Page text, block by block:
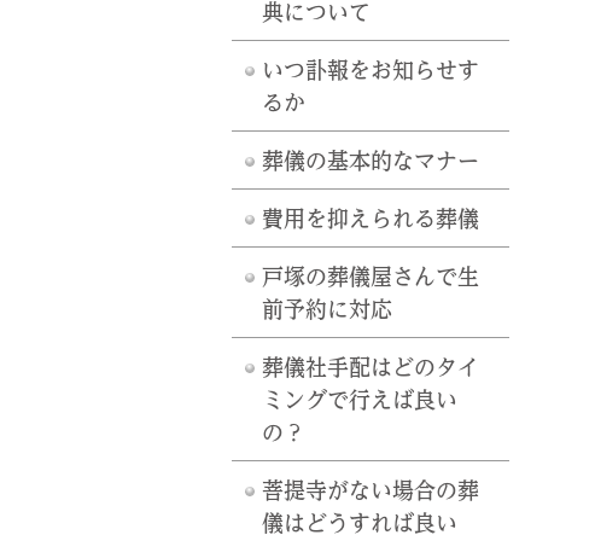
典について
いつ訃報をお知らせす
るか
葬儀の基本的なマナー
費用を抑えられる葬儀
戸塚の葬儀屋さんで生
前予約に対応
葬儀社手配はどのタイ
ミングで行えば良い
の？
菩提寺がない場合の葬
儀はどうすれば良い